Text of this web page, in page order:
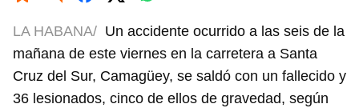
LA HABANA/ Un accidente ocurrido a las seis de la
mañana de este viernes en la carretera a Santa
Cruz del Sur, Camagüey, se saldó con un fallecido y
36 lesionados, cinco de ellos de gravedad, según